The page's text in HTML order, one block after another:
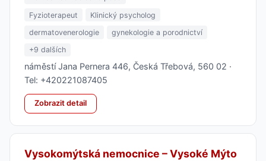
Fyzioterapeut
Klinický psycholog
dermatovenerologie
gynekologie a porodnictví
+9 dalších
náměstí Jana Pernera 446, Česká Třebová, 560 02 ·
Tel: +420221087405
Zobrazit detail
Vysokomýtská nemocnice – Vysoké Mýto